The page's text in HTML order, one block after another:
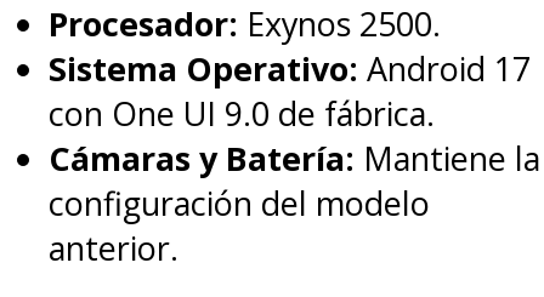
Procesador: Exynos 2500.
Sistema Operativo: Android 17
con One UI 9.0 de fábrica.
Cámaras y Batería: Mantiene la
configuración del modelo
anterior.